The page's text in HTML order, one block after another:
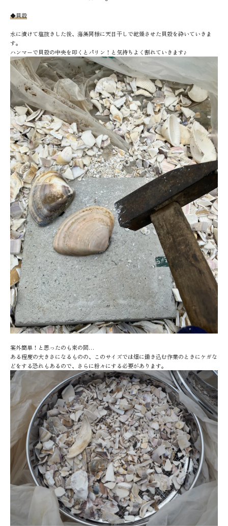
◆貝殻
水に漬けて塩抜きした後、海藻同様に天日干しで乾燥させた貝殻を砕いていきま
す。
ハンマーで貝殻の中央を叩くとパリン！と気持ちよく割れていきます♪
案外簡単！と思ったのも束の間…
ある程度の大きさになるものの、このサイズでは畑に鋤き込む作業のときにケガな
どをする恐れもあるので、さらに粉々にする必要があります。